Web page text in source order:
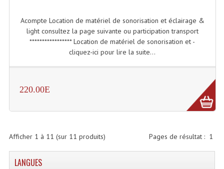
Divers Bricolage
Public-Adress
Acompte Location de matériel de sonorisation et éclairage &
light consultez la page suivante ou participation transport
***************** Location de matériel de sonorisation et -
cliquez-ici pour lire la suite...
220.00E
Pages de résultat : 1
Afficher 1 à 11 (sur 11 produits)
LANGUES